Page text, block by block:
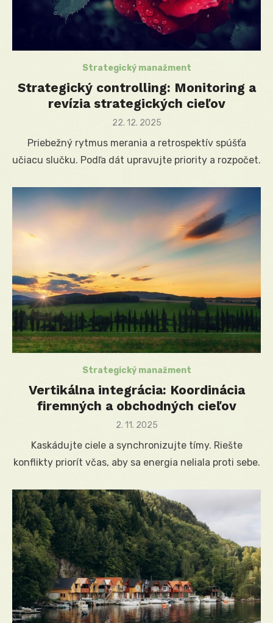
Strategický manažment
Strategický controlling: Monitoring a
revízia strategických cieľov
Posted
22. 12. 2025
Priebežný rytmus merania a retrospektív spúšťa
učiacu slučku. Podľa dát upravujte priority a rozpočet.
Strategický manažment
Vertikálna integrácia: Koordinácia
firemných a obchodných cieľov
Posted
2. 11. 2025
Kaskádujte ciele a synchronizujte tímy. Riešte
konflikty priorít včas, aby sa energia neliala proti sebe.